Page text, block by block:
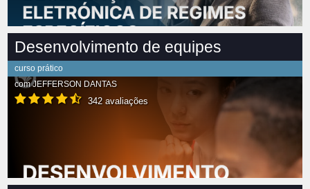
Desenvolvimento de equipes
curso prático
comJEFFERSON DANTAS
342 avaliações